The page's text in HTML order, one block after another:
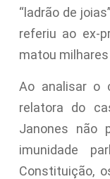
“ladrão de
referiu ao ex-
matou milhares
Ao analisar o
relatora do
Janones não
imunidade
Constituição,